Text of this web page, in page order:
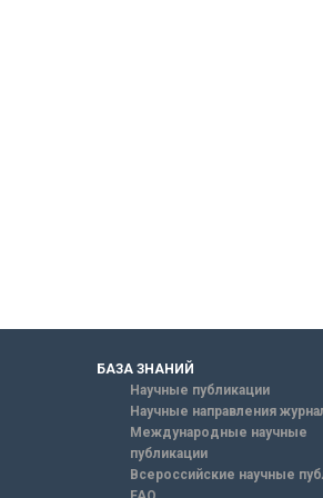
БАЗА ЗНАНИЙ
Научные публикации
Научные направления
Международные научные
публикации
Всероссийские научные